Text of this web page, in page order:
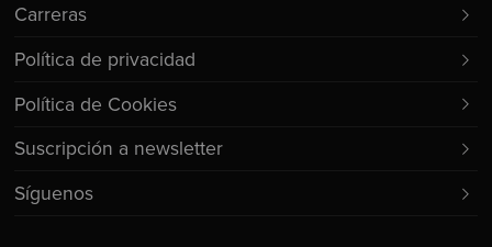
Carreras
Política de privacidad
Política de Cookies
Suscripción a newsletter
Síguenos